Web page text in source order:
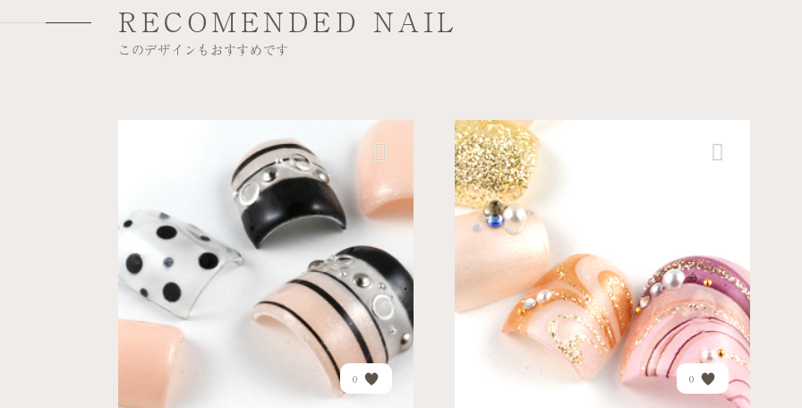
RECOMENDED NAIL
このデザインもおすすめです
0
柏高島屋ステーション
クリア×ストライプ×ドッ...
PRICE ¥13,886
0
パーティー
ョンモール店
繊細に流れるマーブルに煌...
PRICE ¥19,140